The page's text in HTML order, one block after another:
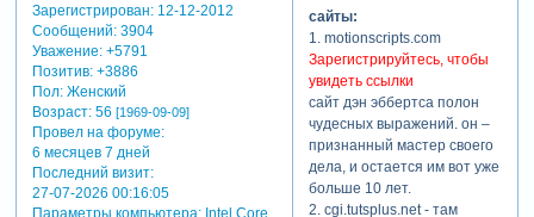
изменять
выражение и
смотреть на
несколько
вариантов.
признаться, что
я больше года
считал
подобную
выражение в
stroke любого
шэйпа.
var zcorrect;
try{
var cam =
thiscomp.activecamera;
var camws =
Зарегистрирован: 12-12-2012
Сообщений:3904
Уважение: +5791
Позитив: +3886
Пол:Женский
Возраст:56 [1969-09-09]
Провел на форуме:
6 месяцев 7 дней
Последний визит:
27-07-2026 00:16:05
Параметры компьютера:Intel Core
сайты:
1. motionscripts.com
Зарегистрируйтесь, чтобы
увидеть ссылки
сайт дэн эббертса полон
чудесных выражений. он –
признанный мастер своего
дела, и остается им вот уже
больше 10 лет.
2. cgi.tutsplus.net - там